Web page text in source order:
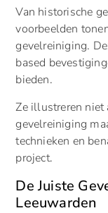
Van historische
voorbeelden
gevelreiniging.
based
bieden.
Ze illustreren
gevelreiniging
technieken en
project.
De Juiste
Leeuwarden